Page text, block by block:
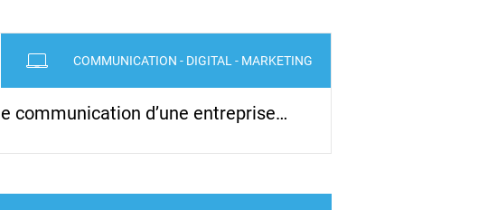
COMMUNICATION - DIGITAL - MARKETING
communication d’une entreprise…